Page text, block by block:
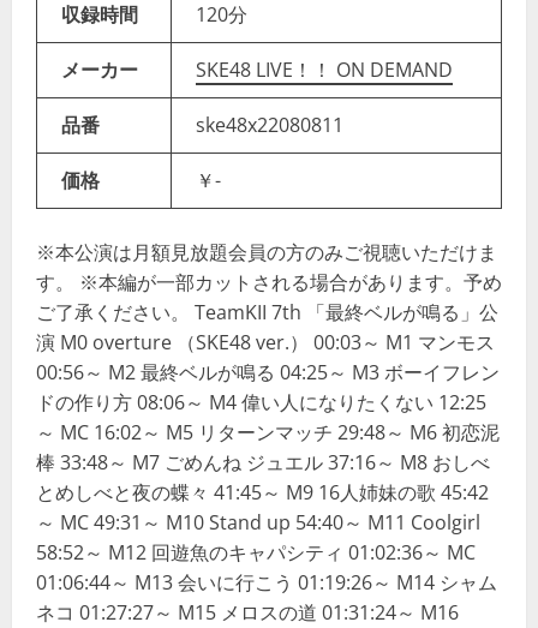
収録時間 120分
メーカー SKE48 LIVE！！ ON DEMAND
品番 ske48x22080811
価格 ￥-
※本公演は月額見放題会員の方のみご視聴いただけま
す。 ※本編が一部カットされる場合があります。予め
ご了承ください。 TeamKII 7th 「最終ベルが鳴る」公
演 M0 overture （SKE48 ver.） 00:03～ M1 マンモス
00:56～ M2 最終ベルが鳴る 04:25～ M3 ボーイフレン
ドの作り方 08:06～ M4 偉い人になりたくない 12:25
～ MC 16:02～ M5 リターンマッチ 29:48～ M6 初恋泥
棒 33:48～ M7 ごめんね ジュエル 37:16～ M8 おしべ
とめしべと夜の蝶々 41:45～ M9 16人姉妹の歌 45:42
～ MC 49:31～ M10 Stand up 54:40～ M11 Coolgirl
58:52～ M12 回遊魚のキャパシティ 01:02:36～ MC
01:06:44～ M13 会いに行こう 01:19:26～ M14 シャム
ネコ 01:27:27～ M15 メロスの道 01:31:24～ M16